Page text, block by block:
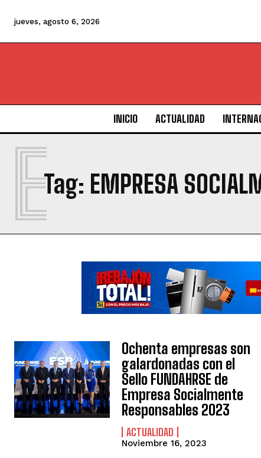
jueves, agosto 6, 2026
INICIO ACTUALIDAD
Tag: EMPRESA
E
Ochenta empresas son
galardonadas con el
Sello FUNDAHRSE de
Empresa Socialmente
Responsables 2023
ACTUALIDAD
Noviembre 16, 2023